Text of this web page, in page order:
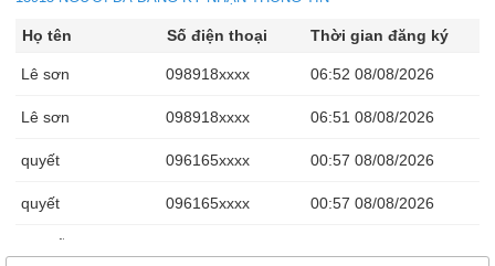
Họ tên Số điện thoại Thời gian đăng ký
Lê sơn 098918xxxx 06:52 08/08/2026
Lê sơn 098918xxxx 06:51 08/08/2026
quyết 096165xxxx 00:57 08/08/2026
quyết 096165xxxx 00:57 08/08/2026